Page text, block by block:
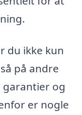
du ikke kun
på andre
og
er nogle